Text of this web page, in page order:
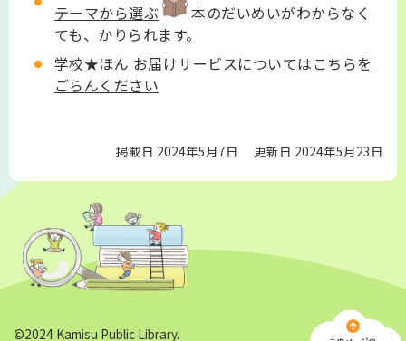
テーマから選ぶ
本のだいめいがわからなく
ても、かりられます。
学校★ほん お届けサービスについてはこちらを
ごらんください
掲載日 2024年5月7日 更新日 2024年5月23日
©2024 Kamisu Public Library.